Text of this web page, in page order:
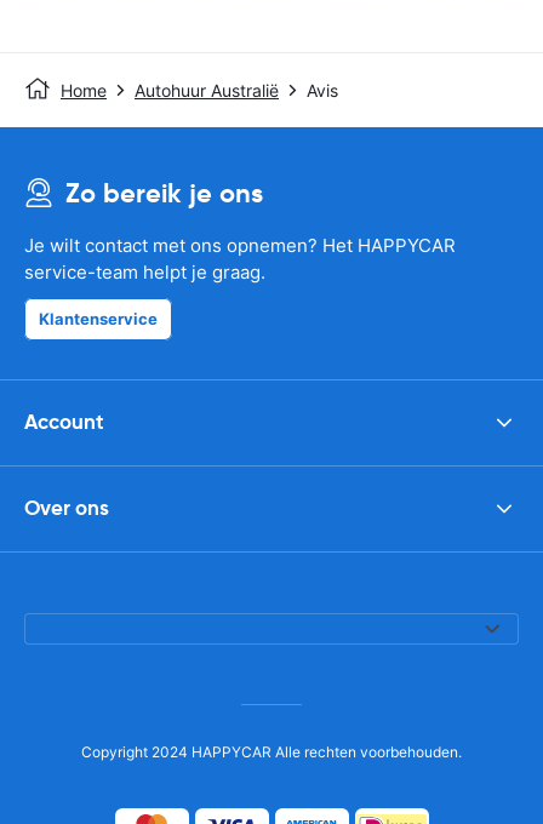
Home Autohuur Australië Avis
Zo bereik je ons
Je wilt contact met ons opnemen? Het HAPPYCAR
service-team helpt je graag.
Klantenservice
Account
Over ons
Copyright 2024 HAPPYCAR Alle rechten voorbehouden.